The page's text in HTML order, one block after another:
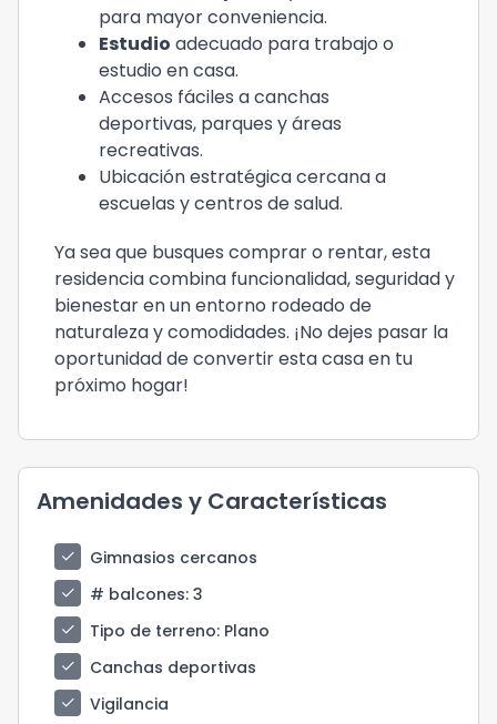
para mayor conveniencia.
Estudio adecuado para trabajo o
estudio en casa.
Accesos fáciles a canchas
deportivas, parques y áreas
recreativas.
Ubicación estratégica cercana a
escuelas y centros de salud.
Ya sea que busques comprar o rentar, esta
residencia combina funcionalidad, seguridad y
bienestar en un entorno rodeado de
naturaleza y comodidades. ¡No dejes pasar la
oportunidad de convertir esta casa en tu
próximo hogar!
Amenidades y Características
check
Gimnasios cercanos
check
# balcones: 3
check
Tipo de terreno: Plano
check
Canchas deportivas
check
Vigilancia